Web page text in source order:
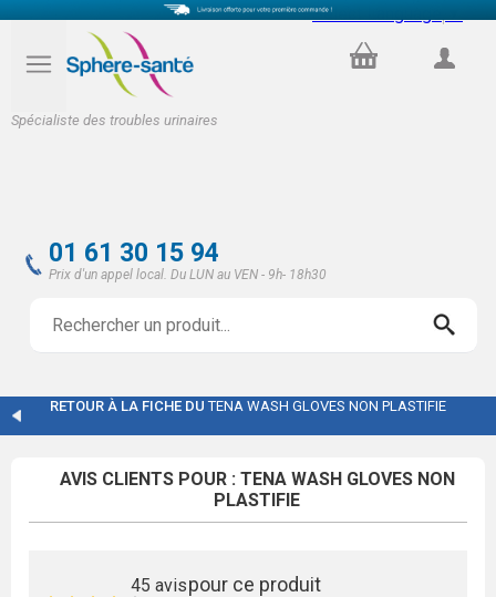
Spécialiste des troubles urinaires
Select Language
PANIER
01 61 30 15 94
Prix d'un appel local. Du LUN au VEN - 9h- 18h30
RETOUR À LA FICHE DUTENA WASH GLOVES NON PLASTIFIE
AVIS CLIENTS POUR : TENA WASH GLOVES NON
PLASTIFIE
45 avispour ce produit